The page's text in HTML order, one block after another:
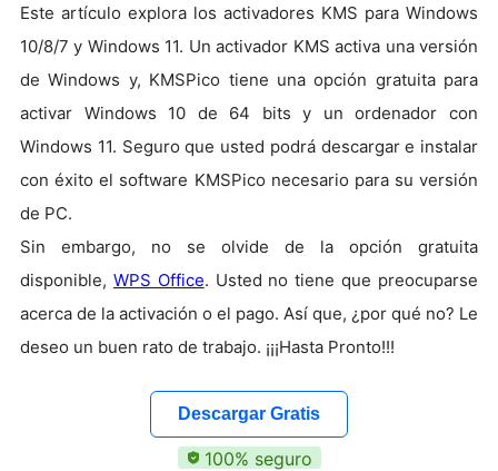
Este artículo explora los activadores KMS para Windows
10/8/7 y Windows 11. Un activador KMS activa una versión
de Windows y, KMSPico tiene una opción gratuita para
activar Windows 10 de 64 bits y un ordenador con
Windows 11. Seguro que usted podrá descargar e instalar
con éxito el software KMSPico necesario para su versión
de PC.
Sin embargo, no se olvide de la opción gratuita
disponible, WPS Office. Usted no tiene que preocuparse
acerca de la activación o el pago. Así que, ¿por qué no? Le
deseo un buen rato de trabajo. ¡¡¡Hasta Pronto!!!
Descargar Gratis
100% seguro